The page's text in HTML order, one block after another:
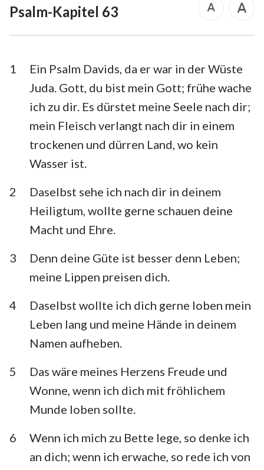
1. Chronik
Esra Nehemia
Esther Hiob
Psalm Sprüche
Jesaja Jeremia
Klagelieder
Daniel Hosea
Micha Nahum
Habakuk Zephanja
Haggai Sacharja
Maleachi
1 2 3 4 5 6
7
8
9 10 11 12 13
14
15
16 17
22
23 24 25 26 27
28
29
30 31 32 33 34
35
36
37 38 39
43
44 45 46 47 48
49
50
51 52 53 54 55
56
Psalm-Kapitel 63
1
Ein Psalm Davids, da er war in der Wüste
Juda. Gott, du bist mein Gott; frühe wache
ich zu dir. Es dürstet meine Seele nach dir;
mein Fleisch verlangt nach dir in einem
trockenen und dürren Land, wo kein
Wasser ist.
2
Daselbst sehe ich nach dir in deinem
Heiligtum, wollte gerne schauen deine
Macht und Ehre.
3
Denn deine Güte ist besser denn Leben;
meine Lippen preisen dich.
4
Daselbst wollte ich dich gerne loben mein
Leben lang und meine Hände in deinem
Namen aufheben.
5
Das wäre meines Herzens Freude und
Wonne, wenn ich dich mit fröhlichem
Munde loben sollte.
6
Wenn ich mich zu Bette lege, so denke ich
an dich; wenn ich erwache, so rede ich von